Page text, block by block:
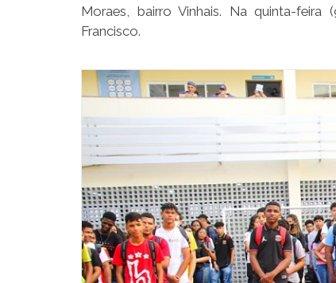
Moraes, bairro Vinhais. Na quinta-
Francisco.